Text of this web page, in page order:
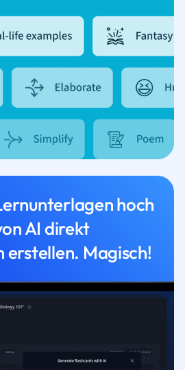
hoch
AI direkt
Magisch!